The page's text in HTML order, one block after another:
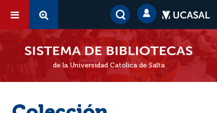
de la Universidad Católica de Salta